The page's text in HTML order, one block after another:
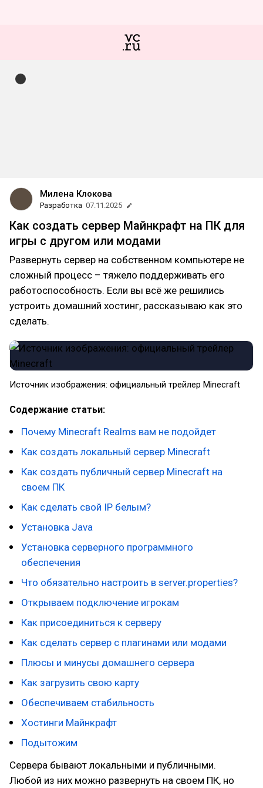
Милена Клокова
Разработка 07.11.2025
Как создать сервер Майнкрафт на ПК для
игры с другом или модами
Развернуть сервер на собственном компьютере не
сложный процесс – тяжело поддерживать его
работоспособность. Если вы всё же решились
устроить домашний хостинг, рассказываю как это
сделать.
Источник изображения: официальный трейлер Minecraft
Содержание статьи:
Почему Minecraft Realms вам не подойдет
Как создать локальный сервер Minecraft
Как создать публичный сервер Minecraft на
своем ПК
Как сделать свой IP белым?
Установка Java
Установка серверного программного
обеспечения
Что обязательно настроить в server.properties?
Открываем подключение игрокам
Как присоединиться к серверу
Как сделать сервер с плагинами или модами
Плюсы и минусы домашнего сервера
Как загрузить свою карту
Обеспечиваем стабильность
Хостинги Майнкрафт
Подытожим
Сервера бывают локальными и публичными.
Любой из них можно развернуть на своем ПК, но